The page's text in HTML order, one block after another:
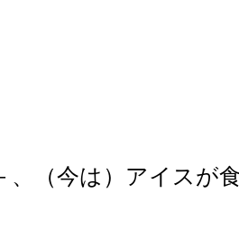
、（今は）アイスが